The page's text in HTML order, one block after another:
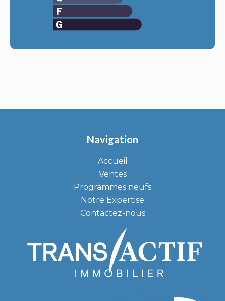
Navigation
Accueil
Ventes
Programmes neufs
Notre Expertise
Contactez-nous